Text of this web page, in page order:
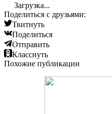
Загрузка...
Поделиться с друзьями:
Твитнуть
Поделиться
Отправить
Класснуть
Похожие публикации